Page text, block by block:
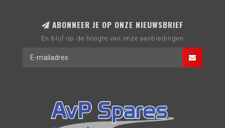
ABONNEER JE OP ONZE NIEUWSBRIEF
En blijf op de hoogte van onze aanbiedingen